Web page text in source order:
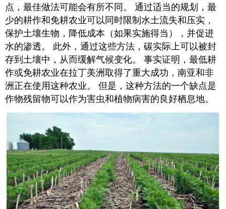
点，最佳做法可能会有所不同。 通过适当的规划，最
少的耕作和免耕农业可以同时限制水土流失和压实，
保护土壤生物，降低成本（如果实施得当），并促进
水的渗透。 此外，通过这些方法，碳实际上可以被封
存到土壤中，从而缓解气候变化。 事实证明，最低耕
作或免耕农业在拉丁美洲取得了重大成功，南亚和非
洲正在使用这种农业。 但是，这种方法的一个缺点是
作物残留物可以作为害虫和植物病害的良好栖息地。